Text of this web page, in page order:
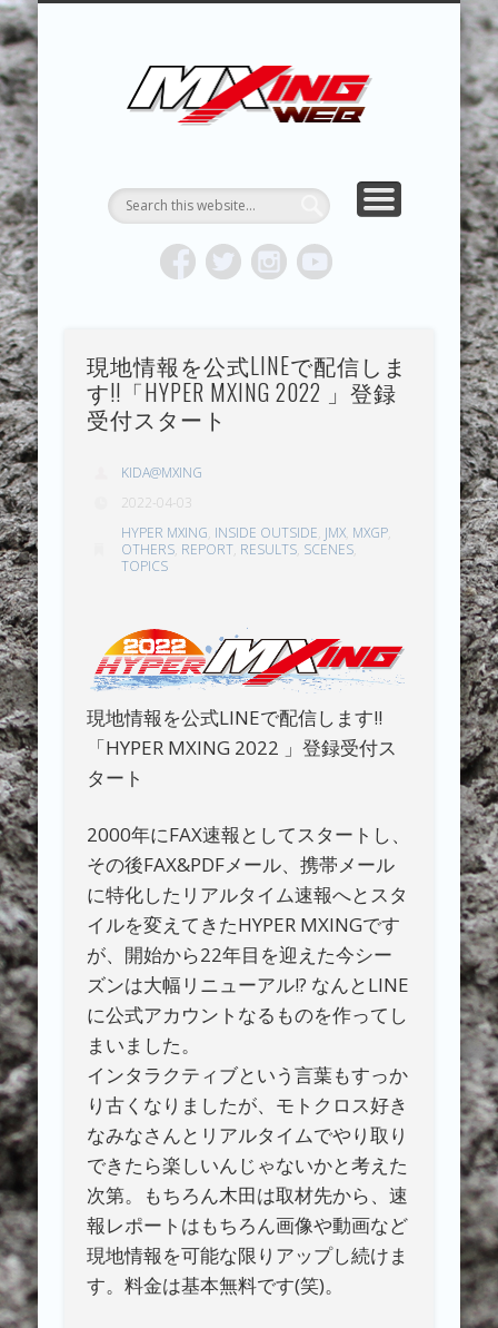
トク
HOME
TOPICS
ABOUT MX
RESULTS
REPORT
MXING & MXING＋PLUS
HYPER MXING
CONTACT
現地情報を公式LINEで配信しま
す!!「HYPER MXING 2022 」登録
受付スタート
KIDA@MXING
2022-04-03
HYPER MXING, INSIDE OUTSIDE, JMX, MXGP,
OTHERS, REPORT, RESULTS, SCENES,
TOPICS
現地情報を公式LINEで配信します!!
「HYPER MXING 2022 」登録受付ス
タート
2000年にFAX速報としてスタートし、
その後FAX&PDFメール、携帯メール
に特化したリアルタイム速報へとスタ
イルを変えてきたHYPER MXINGです
が、開始から22年目を迎えた今シー
ズンは大幅リニューアル!? なんとLINE
に公式アカウントなるものを作ってし
まいました。
インタラクティブという言葉もすっか
り古くなりましたが、モトクロス好き
なみなさんとリアルタイムでやり取り
できたら楽しいんじゃないかと考えた
次第。もちろん木田は取材先から、速
報レポートはもちろん画像や動画など
現地情報を可能な限りアップし続けま
す。料金は基本無料です(笑)。